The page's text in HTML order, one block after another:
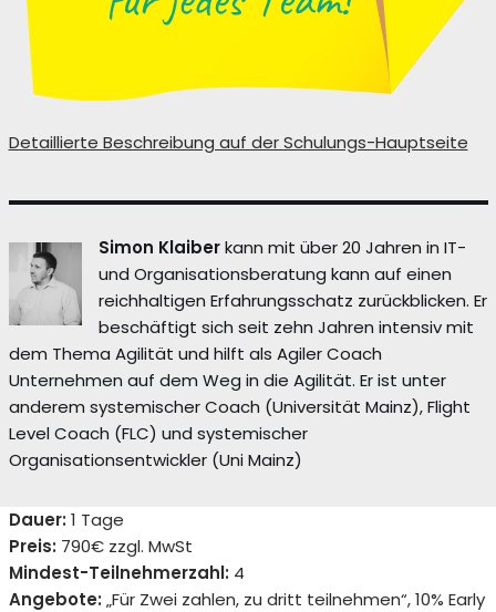
Detaillierte Beschreibung auf der Schulungs-Hauptseite
Simon Klaiberkann mit über 20 Jahren in IT-
und Organisationsberatung kann auf einen
reichhaltigen Erfahrungsschatz zurückblicken. Er
beschäftigt sich seit zehn Jahren intensiv mit
dem Thema Agilität und hilft als Agiler Coach
Unternehmen auf dem Weg in die Agilität. Er ist unter
anderem systemischer Coach (Universität Mainz), Flight
Level Coach (FLC) und systemischer
Organisationsentwickler (Uni Mainz)
Dauer: 1 Tage
Preis: 790€ zzgl. MwSt
Mindest-Teilnehmerzahl: 4
Angebote: „Für Zwei zahlen, zu dritt teilnehmen“, 10% Early